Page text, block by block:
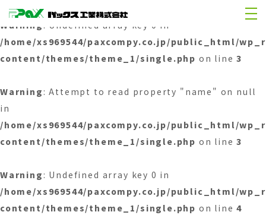
Warning : Undefined array key 0 in
/home/xs969544/paxcompy.co.jp/public_html/
content/themes/theme_1/single.php on line3
Warning : Attempt to read property "name" on null
in
/home/xs969544/paxcompy.co.jp/public_html/
content/themes/theme_1/single.php on line3
Warning : Undefined array key 0 in
/home/xs969544/paxcompy.co.jp/public_html/
content/themes/theme_1/single.php on line4